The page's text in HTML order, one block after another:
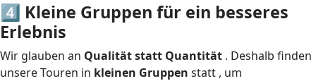
4️⃣ Kleine Gruppen für ein besseres
Erlebnis
Wir glauben an Qualität statt Quantität . Deshalb finden
unsere Touren in kleinen Gruppen statt , um